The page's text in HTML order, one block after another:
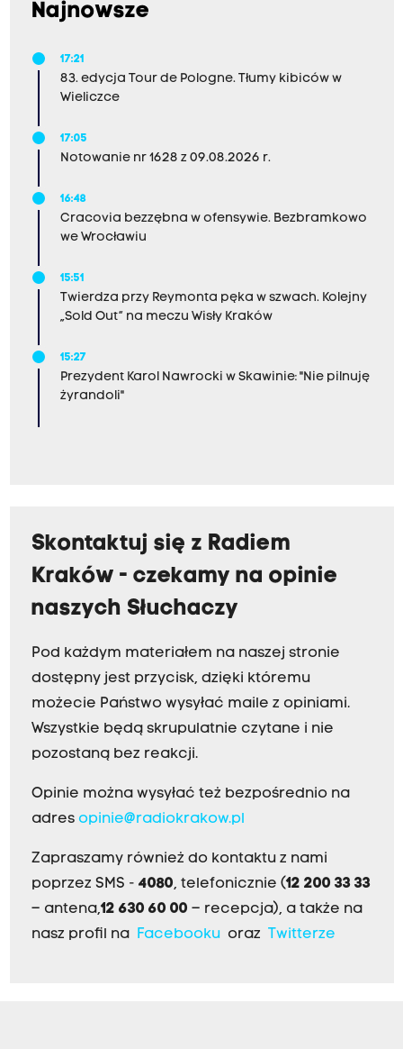
Najnowsze
17:21
83. edycja Tour de Pologne. Tłumy kibiców w
Wieliczce
17:05
Notowanie nr 1628 z 09.08.2026 r.
16:48
Cracovia bezzębna w ofensywie. Bezbramkowo
we Wrocławiu
15:51
Twierdza przy Reymonta pęka w szwach. Kolejny
„Sold Out” na meczu Wisły Kraków
15:27
Prezydent Karol Nawrocki w Skawinie: "Nie pilnuję
żyrandoli"
Skontaktuj się z Radiem
Kraków - czekamy na opinie
naszych Słuchaczy
Pod każdym materiałem na naszej stronie
dostępny jest przycisk, dzięki któremu
możecie Państwo wysyłać maile z opiniami.
Wszystkie będą skrupulatnie czytane i nie
pozostaną bez reakcji.
Opinie można wysyłać też bezpośrednio na
adres opinie@radiokrakow.pl
Zapraszamy również do kontaktu z nami
poprzez SMS - 4080, telefonicznie (12 200 33 33
– antena,12 630 60 00 – recepcja), a także na
nasz profil na
Facebookuoraz Twitterze